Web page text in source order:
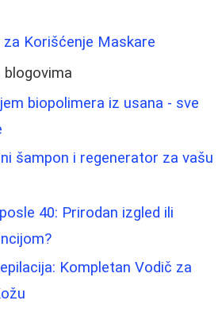
Korišćenje Maskare
biopolimera iz usana - sve
šampon i regenerator za vašu
40: Prirodan izgled ili
Kompletan Vodič za